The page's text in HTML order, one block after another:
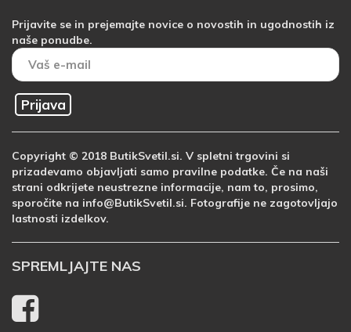
Prijavite se in prejemajte novice o novostih in ugodnostih iz
naše ponudbe.
Prijava
Copyright © 2018 ButikSvetil.si. V spletni trgovini si
prizadevamo objavljati samo pravilne podatke. Če na naši
strani odkrijete neustrezne informacije, nam to, prosimo,
sporočite na info@ButikSvetil.si. Fotografije ne zagotovljajo
lastnosti izdelkov.
SPREMLJAJTE NAS